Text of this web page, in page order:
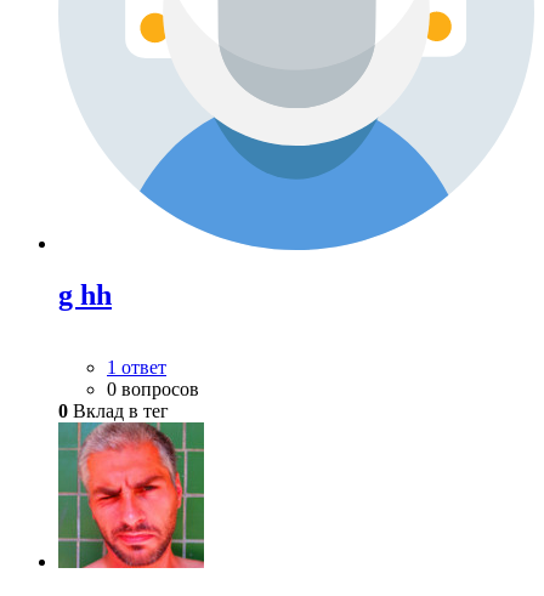
g hh
1 ответ
0 вопросов
0 Вклад в тег